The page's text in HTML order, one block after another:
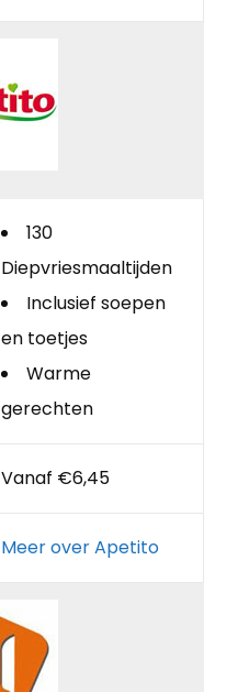
130
Diepvriesmaaltijden
Inclusief soepen
en toetjes
Warme
gerechten
Vanaf €6,45
Meer over Apetito